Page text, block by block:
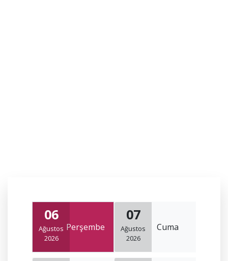
06
Ağustos
2026
Perşembe
07
Ağustos
2026
Cuma